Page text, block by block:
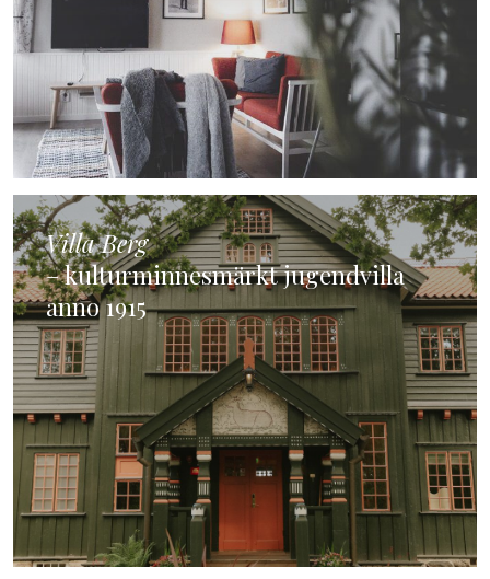
Villa Berg
– kulturminnesmärkt jugendvilla
anno 1915